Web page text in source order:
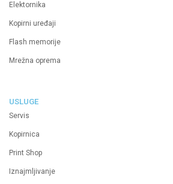
Elektornika
Kopirni uređaji
Flash memorije
Mrežna oprema
USLUGE
Servis
Kopirnica
Print Shop
Iznajmljivanje